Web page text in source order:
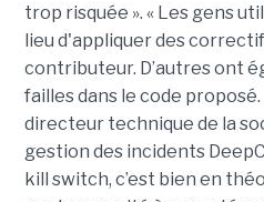
trop risquée ». « Les gens
lieu d'appliquer des
contributeur. D’autres ont
failles dans le code
directeur technique de la
gestion des incidents
kill switch, c’est bien en